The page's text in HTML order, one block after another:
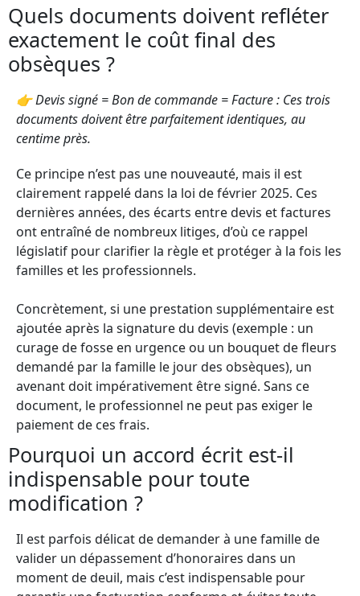
Quels documents doivent refléter
exactement le coût final des
obsèques ?
👉 Devis signé = Bon de commande = Facture : Ces trois
documents doivent être parfaitement identiques, au
centime près.
Ce principe n’est pas une nouveauté, mais il est
clairement rappelé dans la loi de février 2025. Ces
dernières années, des écarts entre devis et factures
ont entraîné de nombreux litiges, d’où ce rappel
législatif pour clarifier la règle et protéger à la fois les
familles et les professionnels.
Concrètement, si une prestation supplémentaire est
ajoutée après la signature du devis (exemple : un
curage de fosse en urgence ou un bouquet de fleurs
demandé par la famille le jour des obsèques), un
avenant doit impérativement être signé. Sans ce
document, le professionnel ne peut pas exiger le
paiement de ces frais.
Pourquoi un accord écrit est-il
indispensable pour toute
modification ?
Il est parfois délicat de demander à une famille de
valider un dépassement d’honoraires dans un
moment de deuil, mais c’est indispensable pour